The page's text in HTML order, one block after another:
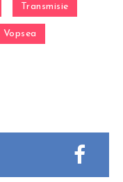
Transmisie
Vopsea